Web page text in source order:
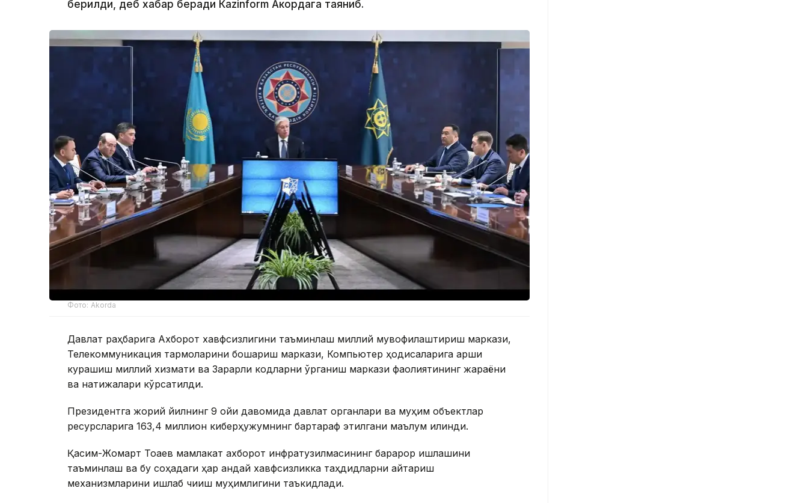
берилди, деб хабар беради Каzinform Акордага таяниб.
Фото: Akorda
Давлат раҳбарига Ахборот хавфсизлигини таъминлаш миллий мувофиқлаштириш маркази,
Телекоммуникация тармоқларини бошқариш маркази, Компьютер ҳодисаларига қарши
курашиш миллий хизмати ва Зарарли кодларни ўрганиш маркази фаолиятининг жараёни
ва натижалари кўрсатилди.
Президентга жорий йилнинг 9 ойи давомида давлат органлари ва муҳим объектлар
ресурсларига 163,4 миллион киберҳужумнинг бартараф этилгани маълум қилинди.
Қасим-Жомарт Тоқаев мамлакат ахборот инфратузилмасининг барқарор ишлашини
таъминлаш ва бу соҳадаги ҳар қандай хавфсизликка таҳдидларни қайтариш
механизмларини ишлаб чиқиш муҳимлигини таъкидлади.